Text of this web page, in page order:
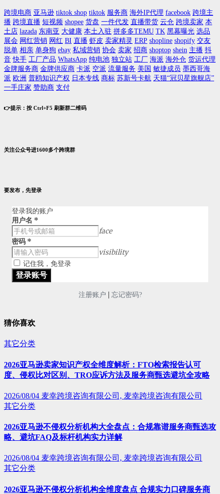
跨境电商 亚马逊 tiktok shop tiktok 服务商 海外IP代理 facebook 跨境主
播 跨境直播 短视频 shopee 货盘 一件代发 直播带货 云仓 跨境卖家 本
土店 lazada 东南亚 大健康 本土入驻 拼多多TEMU TK 黑幕曝光 选品
展会 网红营销 网红 BI 直播 虾皮 卖家精灵 ERP shopline shopify 交友
脱单 相亲 单身狗 ebay 私域营销 协会 卖家 招商 shoptop shein 主播 抖
音 快手 工厂产品 WhatsApp 纯电池 独立站 工厂 海派 海外仓 货运代理
金牌服务商 金牌供应商 卡派 空派 流量服务 美国 敏捷成员 墨西哥海
派 欧洲 普鸥知识产权 日本专线 商标 苏新号卡航 天猫“冠贝星旗舰店”
一手庄家 赞助商 支付
👉提示：按 Ctrl+F5 刷新群二维码
关注公众号进1600多个跨境群
要发布，先登录
登录我的账户
用户名 *
face
密码 *
visibility
记住我，免登录
注册账户 | 忘记密码?
猜你喜欢
其它分类
2026亚马逊卖家知识产权全维度解析：FTO检索报告认可
度、侵权比对区别、TRO应诉方法及服务商甄选避坑全攻略
2026/08/04 麦幸跨境咨询有限公司, 麦幸跨境咨询有限公司
其它分类
2026亚马逊不侵权分析机构大全盘点：合规靠谱服务商甄选攻
略、避坑FAQ及标杆机构实力详解
2026/08/04 麦幸跨境咨询有限公司, 麦幸跨境咨询有限公司
其它分类
2026亚马逊不侵权分析机构全维度盘点 合规实力口碑服务商